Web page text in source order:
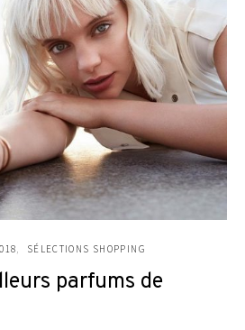
SÉLECTIONS SHOPPING
parfums de